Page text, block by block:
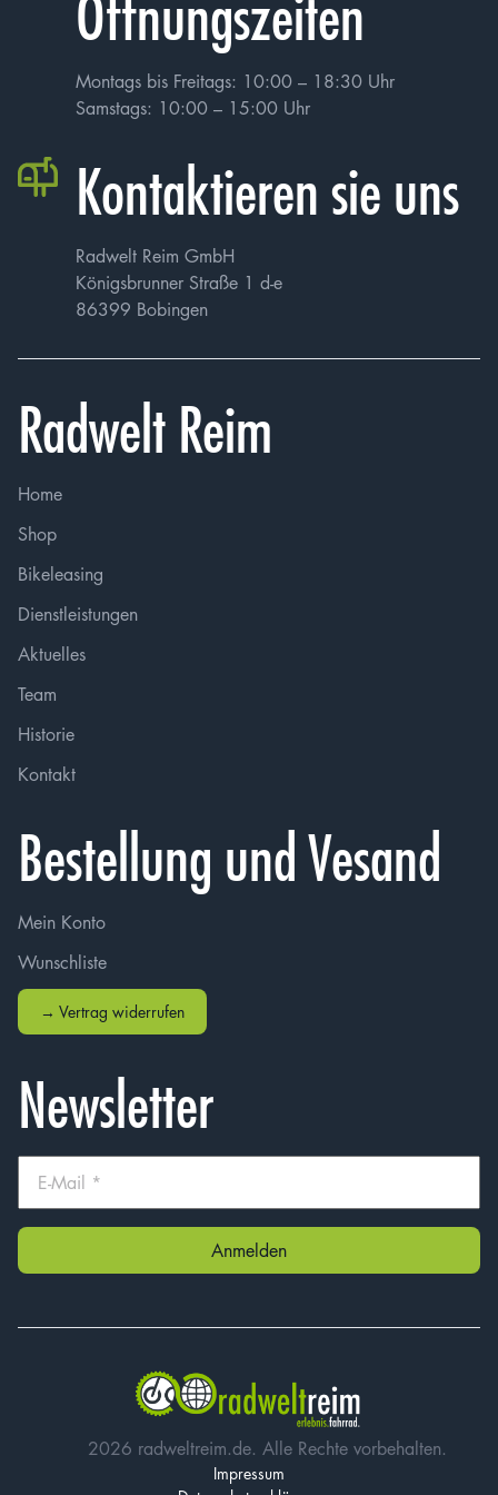
Montags bis Freitags: 10:00 – 18:30 Uhr
Samstags: 10:00 – 15:00 Uhr
Kontaktieren sie uns
Radwelt Reim GmbH
Königsbrunner Straße 1 d-e
86399 Bobingen
Radwelt Reim
Home
Shop
Bikeleasing
Dienstleistungen
Aktuelles
Team
Historie
Kontakt
Bestellung und Vesand
Mein Konto
Wunschliste
→ Vertrag widerrufen
Newsletter
2026 radweltreim.de. Alle Rechte vorbehalten.
Impressum